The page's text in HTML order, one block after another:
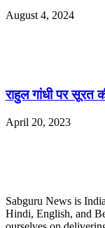
August 4, 2024
राहुल गांधी पर सूरत
April 20, 2023
Sabguru News is
Hindi, English, and